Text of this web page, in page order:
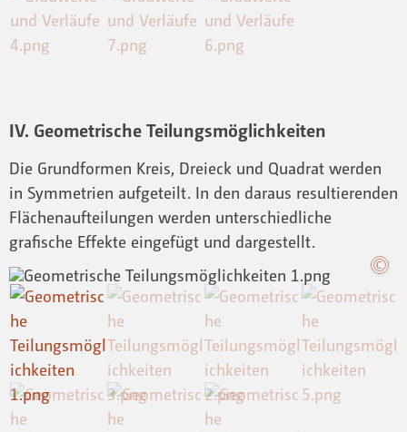
IV. Geometrische Teilungsmöglichkeiten
Die Grundformen Kreis, Dreieck und Quadrat werden
in Symmetrien aufgeteilt. In den daraus resultierenden
Flächenaufteilungen werden unterschiedliche
grafische Effekte eingefügt und dargestellt.